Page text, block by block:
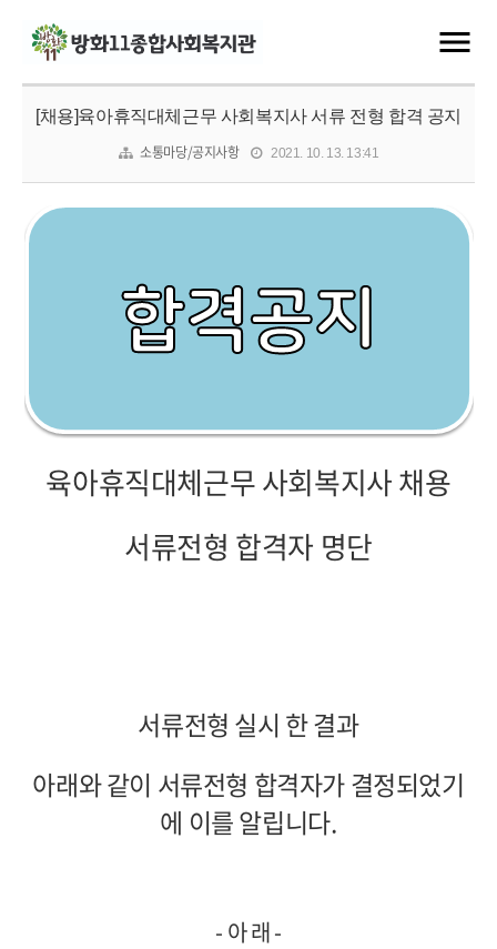
[채용]육아휴직대체근무 사회복지사 서류 전형 합격 공지
소통마당/공지사항 2021. 10. 13. 13:41
육아휴직대체근무 사회복지사채용
서류전형 합격자 명단
서류전형 실시 한 결과
아래와 같이 서류전형 합격자가 결정되었기
에 이를 알립니다.
- 아 래-